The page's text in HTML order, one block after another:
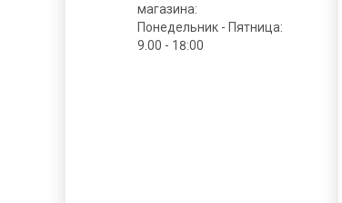
магазина:
Понедельник - Пятница:
9.00 - 18:00